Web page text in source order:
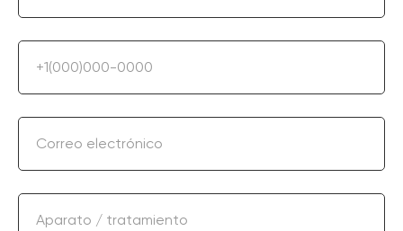
+1(000)000-0000
Correo electrónico
Aparato / tratamiento